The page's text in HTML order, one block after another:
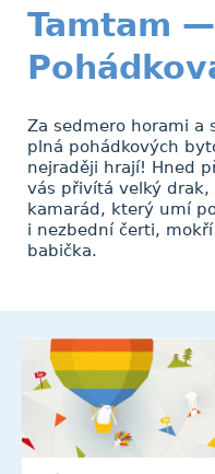
Tamtam —
Za sedmero horami a
plná pohádkových
nejraději hrají! Hned
vás přivítá velký
kamarád, který umí
i nezbední čerti,
babička.